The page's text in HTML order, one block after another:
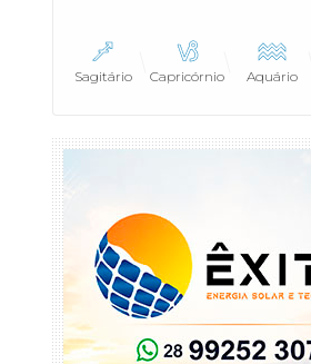
Sagitário Capricórnio Aquário